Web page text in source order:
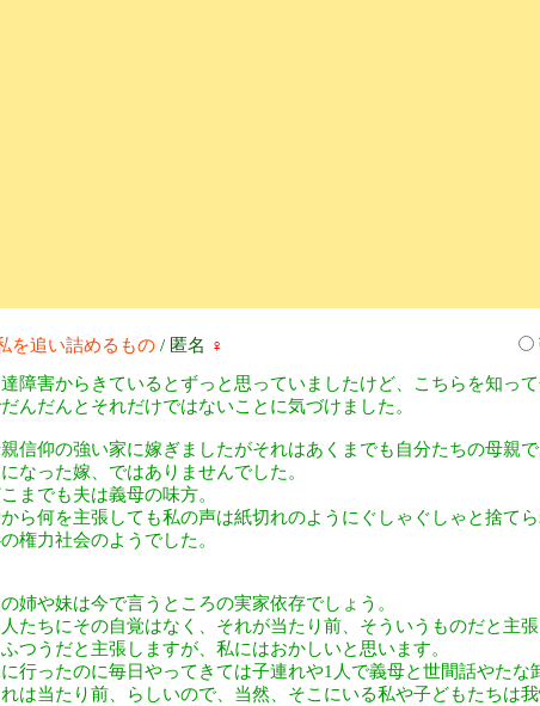
を追い詰めるもの / 匿名 ♀
障害からきているとずっと思っていましたけど、こちらを知っ
んだんとそれだけではないことに気づけました。
信仰の強い家に嫁ぎましたがそれはあくまでも自分たちの母親
なった嫁、ではありませんでした。
までも夫は義母の味方。
ら何を主張しても私の声は紙切れのようにぐしゃぐしゃと捨て
権力社会のようでした。
姉や妹は今で言うところの実家依存でしょう。
たちにその自覚はなく、それが当たり前、そういうものだと主
つうだと主張しますが、私にはおかしいと思います。
行ったのに毎日やってきては子連れや1人で義母と世間話やたな
は当たり前、らしいので、当然、そこにいる私や子どもたちは